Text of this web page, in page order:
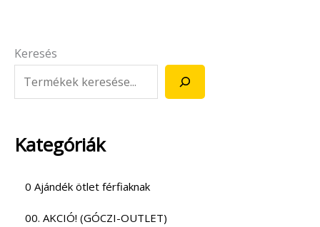
Keresés
Kategóriák
0 Ajándék ötlet férfiaknak
00. AKCIÓ! (GÓCZI-OUTLET)